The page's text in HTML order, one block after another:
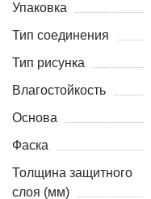
Упаковка
Тип соединения
Тип рисунка
Влагостойкость
Основа
Фаска
Толщина защитного
слоя (мм)